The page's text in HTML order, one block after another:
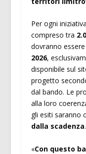
Per ogni
compreso tra
dovranno
2026,
disponibile sul
progetto
dal bando. Le
alla loro
gli esiti saranno
dalla scadenza.
«Con questo